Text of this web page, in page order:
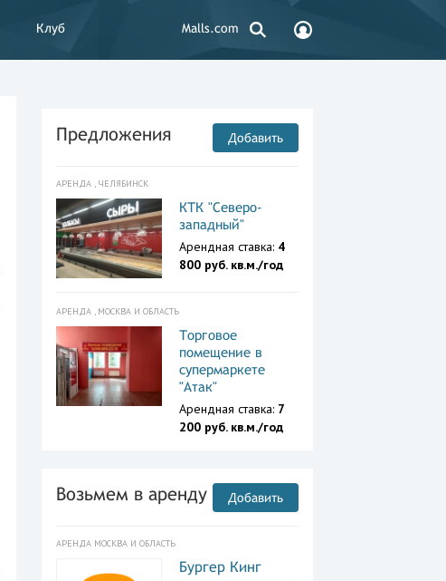
Клуб Malls.com
Предложения Добавить
АРЕНДА , ЧЕЛЯБИНСК
КТК "Северо-
западный"
Арендная ставка: 4
800 руб. кв.м./год
АРЕНДА , МОСКВА И ОБЛАСТЬ
Торговое
помещение в
супермаркете
"Атак"
Арендная ставка: 7
200 руб. кв.м./год
Возьмем в аренду Добавить
АРЕНДА МОСКВА И ОБЛАСТЬ
Бургер Кинг